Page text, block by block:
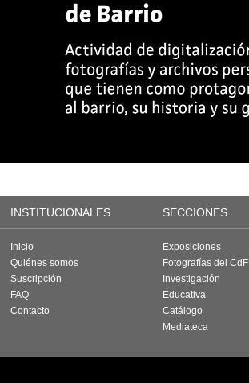
INSTITUCIONALES SECCIONES
Inicio
Quiénes somos
Suscripción
FAQ
Contacto
Exposiciones
Fotografías del CdF
Investigación
Educativa
Catálogo
Mediateca